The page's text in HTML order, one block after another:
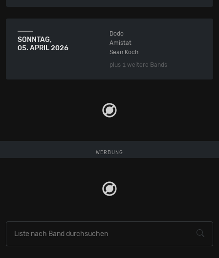
SONNTAG,
05. APRIL 2026
Dodo
Amistat
Sean Koch
plus 1 weitere Bands
WERBUNG